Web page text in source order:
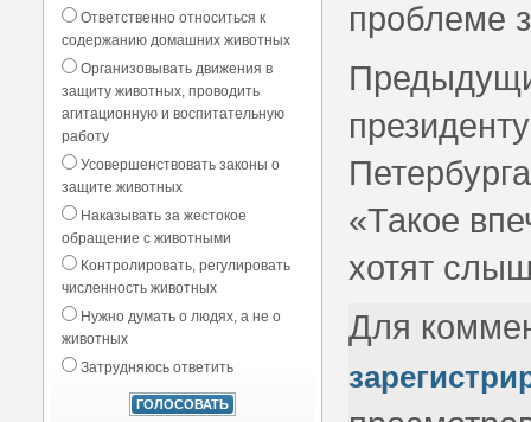
Ответственно относиться к
содержанию домашних животных
Организовывать движения в
защиту животных, проводить
агитационную и воспитательную
работу
Усовершенствовать законы о
защите животных
Наказывать за жестокое
обращение с животными
Контролировать, регулировать
численность животных
Нужно думать о людях, а не о
животных
Затрудняюсь ответить
проблеме
«Такое
хотят
Для